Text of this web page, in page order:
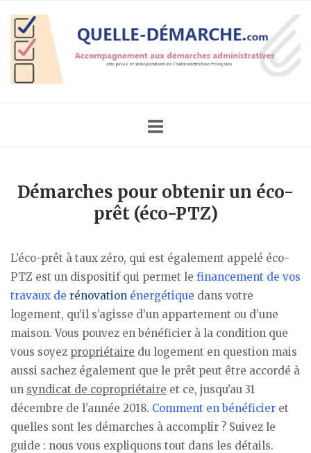
content
Home
Démarches pour obtenir un éco-
prêt (éco-PTZ)
L’éco-prêt à taux zéro, qui est également appelé éco-
PTZ est un dispositif qui permet le financement de vos
travaux de rénovation énergétique dans votre
logement, qu’il s’agisse d’un appartement ou d’une
maison. Vous pouvez en bénéficier à la condition que
vous soyez propriétaire du logement en question mais
aussi sachez également que le prêt peut être accordé à
un syndicat de copropriétaire et ce, jusqu’au 31
décembre de l’année 2018. Comment en bénéficier et
quelles sont les démarches à accomplir ? Suivez le
guide : nous vous expliquons tout dans les détails.